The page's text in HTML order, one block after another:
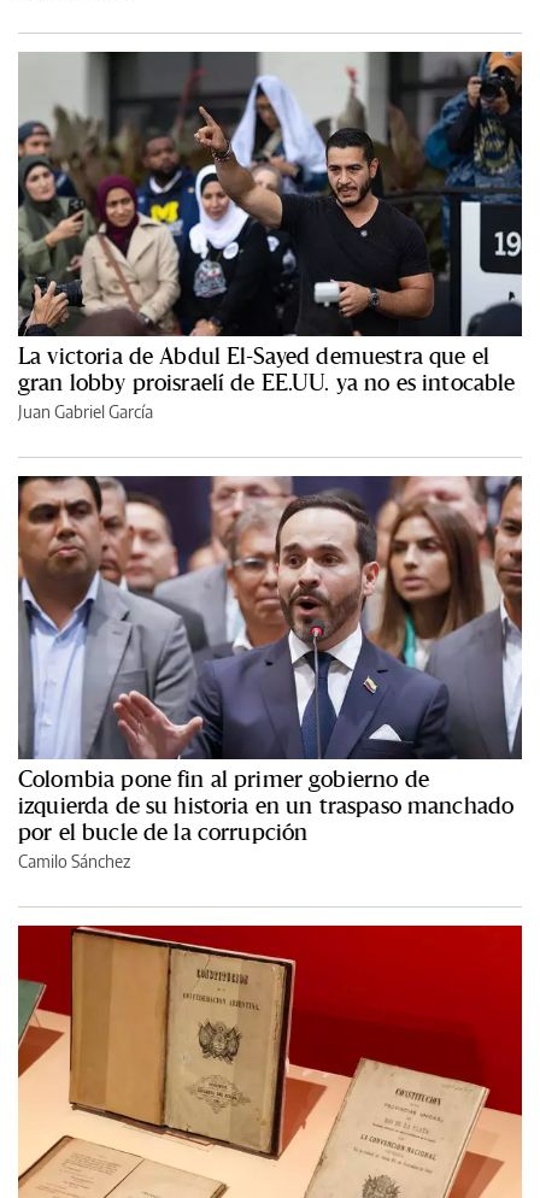
La victoria de Abdul El-Sayed demuestra que el
gran lobby proisraelí de EE.UU. ya no es intocable
Juan Gabriel García
Colombia pone fin al primer gobierno de
izquierda de su historia en un traspaso manchado
por el bucle de la corrupción
Camilo Sánchez